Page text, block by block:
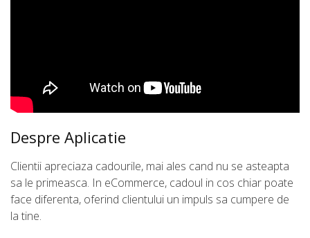
Despre Aplicatie
Clientii apreciaza cadourile, mai ales cand nu se asteapta
sa le primeasca. In eCommerce, cadoul in cos chiar poate
face diferenta, oferind clientului un impuls sa cumpere de
la tine.